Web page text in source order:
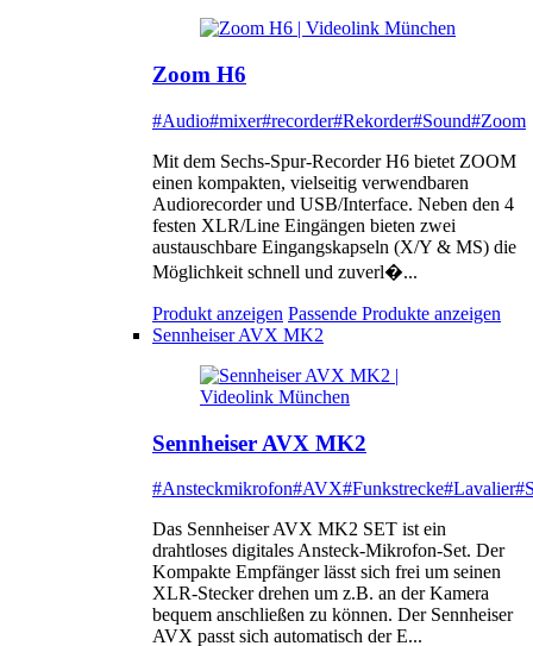
Zoom H6
#Audio#mixer#recorder#Rekorder#Sound#Zoom
Mit dem Sechs-Spur-Recorder H6 bietet ZOOM
einen kompakten, vielseitig verwendbaren
Audiorecorder und USB/Interface. Neben den 4
festen XLR/Line Eingängen bieten zwei
austauschbare Eingangskapseln (X/Y & MS) die
Möglichkeit schnell und zuverl�...
Produkt anzeigen Passende Produkte anzeigen
Sennheiser AVX MK2
Sennheiser AVX MK2
#Ansteckmikrofon#AVX#Funkstrecke#Lavalier
Das Sennheiser AVX MK2 SET ist ein
drahtloses digitales Ansteck-Mikrofon-Set. Der
Kompakte Empfänger lässt sich frei um seinen
XLR-Stecker drehen um z.B. an der Kamera
bequem anschließen zu können. Der Sennheiser
AVX passt sich automatisch der E...